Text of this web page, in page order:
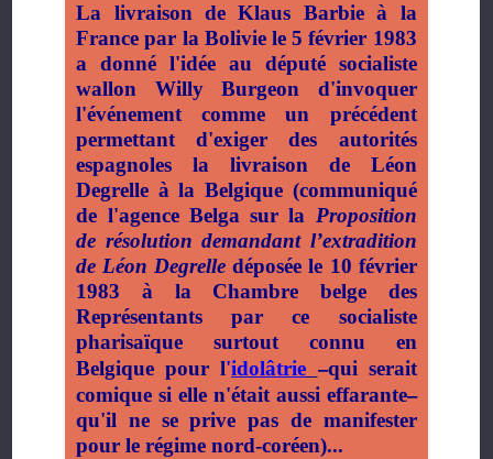
La livraison de Klaus Barbie à la
France par la Bolivie le 5 février 1983
a donné l'idée au député socialiste
wallon Willy Burgeon d'invoquer
l'événement comme un précédent
permettant d'exiger des autorités
espagnoles la livraison de Léon
Degrelle à la Belgique (communiqué
de l'agence Belga sur la Proposition
de résolution demandant l’extradition
de Léon Degrelle déposée le 10 février
1983 à la Chambre belge des
Représentants par ce socialiste
pharisaïque surtout connu en
Belgique pour l'idolâtrie –qui serait
comique si elle n'était aussi effarante–
qu'il ne se prive pas de manifester
pour le régime nord-coréen)...